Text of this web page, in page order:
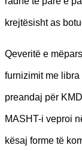
krejtësisht as
Qeveritë e
furnizimit me
preandaj për
MASHT-i veproi
kësaj forme të